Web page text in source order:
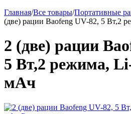
Главная/Все товары/Портативные
(две) рации Baofeng UV-82, 5 Вт,2
2 (две) рации
5 Вт,2 режима,
мАч